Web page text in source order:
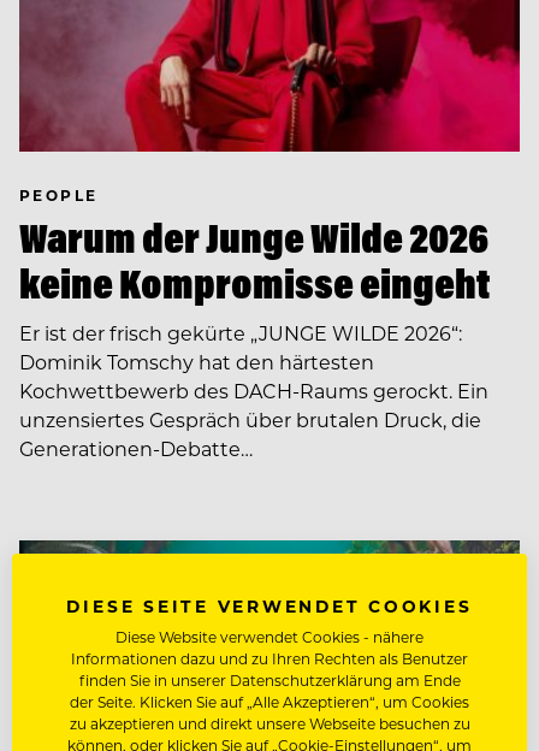
PEOPLE
Warum der Junge Wilde 2026
keine Kompromisse eingeht
Er ist der frisch gekürte „JUNGE WILDE 2026“:
Dominik Tomschy hat den härtesten
Kochwettbewerb des DACH-Raums gerockt. Ein
unzensiertes Gespräch über brutalen Druck, die
Generationen-Debatte…
DIESE SEITE VERWENDET COOKIES
Diese Website verwendet Cookies - nähere
Informationen dazu und zu Ihren Rechten als Benutzer
finden Sie in unserer Datenschutzerklärung am Ende
der Seite. Klicken Sie auf „Alle Akzeptieren“, um Cookies
zu akzeptieren und direkt unsere Webseite besuchen zu
können, oder klicken Sie auf „Cookie-Einstellungen“, um